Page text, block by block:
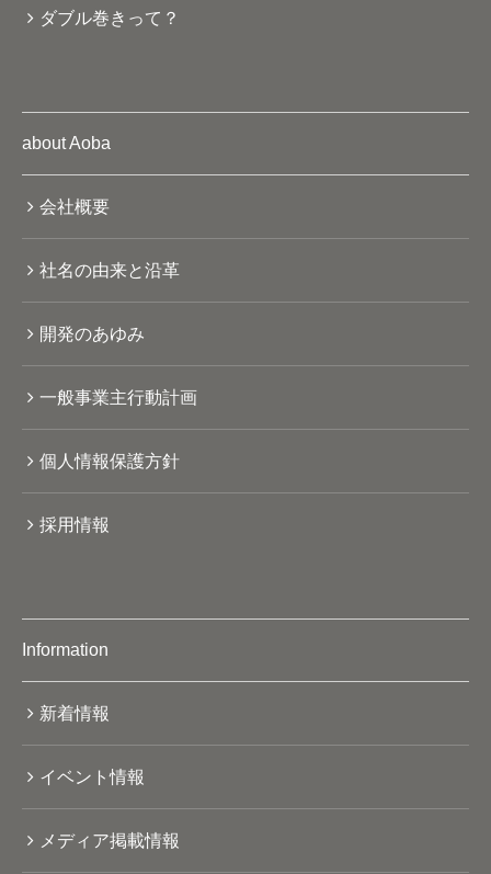
ダブル巻きって？
about Aoba
会社概要
社名の由来と沿革
開発のあゆみ
一般事業主行動計画
個人情報保護方針
採用情報
Information
新着情報
イベント情報
メディア掲載情報